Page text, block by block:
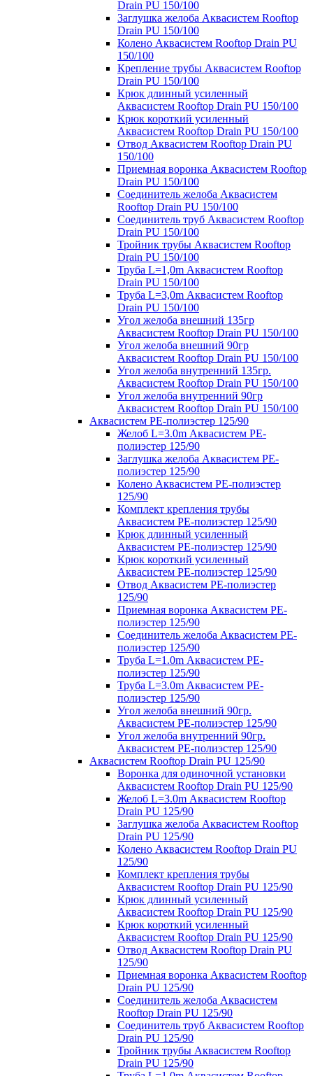
Drain PU 150/100
Заглушка желоба Аквасистем Rooftop
Drain PU 150/100
Колено Аквасистем Rooftop Drain PU
150/100
Крепление трубы Аквасистем Rooftop
Drain PU 150/100
Крюк длинный усиленный
Аквасистем Rooftop Drain PU 150/100
Крюк короткий усиленный
Аквасистем Rooftop Drain PU 150/100
Отвод Аквасистем Rooftop Drain PU
150/100
Приемная воронка Аквасистем Rooftop
Drain PU 150/100
Соединитель желоба Аквасистем
Rooftop Drain PU 150/100
Соединитель труб Аквасистем Rooftop
Drain PU 150/100
Тройник трубы Аквасистем Rooftop
Drain PU 150/100
Труба L=1,0m Аквасистем Rooftop
Drain PU 150/100
Труба L=3,0m Аквасистем Rooftop
Drain PU 150/100
Угол желоба внешний 135гр
Аквасистем Rooftop Drain PU 150/100
Угол желоба внешний 90гр
Аквасистем Rooftop Drain PU 150/100
Угол желоба внутренний 135гр.
Аквасистем Rooftop Drain PU 150/100
Угол желоба внутренний 90гр
Аквасистем Rooftop Drain PU 150/100
Аквасистем PE-полиэстер 125/90
Желоб L=3.0m Аквасистем PE-
полиэстер 125/90
Заглушка желоба Аквасистем PE-
полиэстер 125/90
Колено Аквасистем PE-полиэстер
125/90
Комплект крепления трубы
Аквасистем PE-полиэстер 125/90
Крюк длинный усиленный
Аквасистем PE-полиэстер 125/90
Крюк короткий усиленный
Аквасистем PE-полиэстер 125/90
Отвод Аквасистем РЕ-полиэстер
125/90
Приемная воронка Аквасистем PE-
полиэстер 125/90
Соединитель желоба Аквасистем PE-
полиэстер 125/90
Труба L=1.0m Аквасистем PE-
полиэстер 125/90
Труба L=3.0m Аквасистем PE-
полиэстер 125/90
Угол желоба внешний 90гр.
Аквасистем PE-полиэстер 125/90
Угол желоба внутренний 90гр.
Аквасистем PE-полиэстер 125/90
Аквасистем Rooftop Drain PU 125/90
Воронка для одиночной установки
Аквасистем Rooftop Drain PU 125/90
Желоб L=3.0m Аквасистем Rooftop
Drain PU 125/90
Заглушка желоба Аквасистем Rooftop
Drain PU 125/90
Колено Аквасистем Rooftop Drain PU
125/90
Комплект крепления трубы
Аквасистем Rooftop Drain PU 125/90
Крюк длинный усиленный
Аквасистем Rooftop Drain PU 125/90
Крюк короткий усиленный
Аквасистем Rooftop Drain PU 125/90
Отвод Аквасистем Rooftop Drain PU
125/90
Приемная воронка Аквасистем Rooftop
Drain PU 125/90
Соединитель желоба Аквасистем
Rooftop Drain PU 125/90
Соединитель труб Аквасистем Rooftop
Drain PU 125/90
Тройник трубы Аквасистем Rooftop
Drain PU 125/90